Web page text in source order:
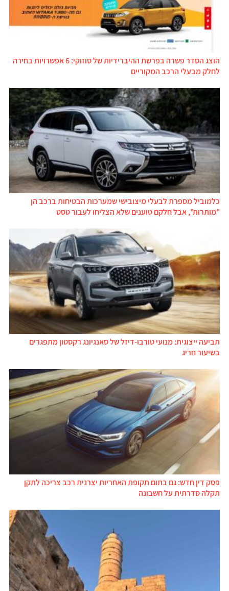
הוצג הסדר פשרה בפרשת ההיברידיות של סוזוקי: 6 אפשרויות בחירה
לחלק מבעלי הרכב המקוריים
כלמוביל מספרת לבעלי מיצובישי שמערכות הבטיחות ברכב הן
"מותרות", אבל חלקם טוענים שלא הצליחו לעבור טסט
תביעה ייצוגית: מנועי טורבו-דיזל של סאנגיונג רקסטון מתפגרים
בשיעור חריג
פסק דין חדש: גם בתום תקופת האחריות יצרנית רכב צריכה לתקן
תקלה סדרתית על חשבונה